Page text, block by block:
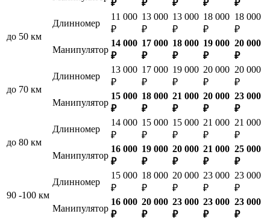
₽
₽
₽
₽
₽
до 50 км
Длинномер
11 000
₽
13 000
₽
13 000
₽
18 000
₽
18 000
₽
Манипулятор
14 000
₽
17 000
₽
18 000
₽
19 000
₽
20 000
₽
до 70 км
Длинномер
13 000
₽
17 000
₽
19 000
₽
20 000
₽
20 000
₽
Манипулятор
15 000
₽
18 000
₽
21 000
₽
20 000
₽
23 000
₽
до 80 км
Длинномер
14 000
₽
15 000
₽
15 000
₽
21 000
₽
21 000
₽
Манипулятор
16 000
₽
19 000
₽
20 000
₽
21 000
₽
25 000
₽
90 -100 км
Длинномер
15 000
₽
18 000
₽
20 000
₽
23 000
₽
23 000
₽
Манипулятор
16 000
₽
20 000
₽
23 000
₽
23 000
₽
23 000
₽